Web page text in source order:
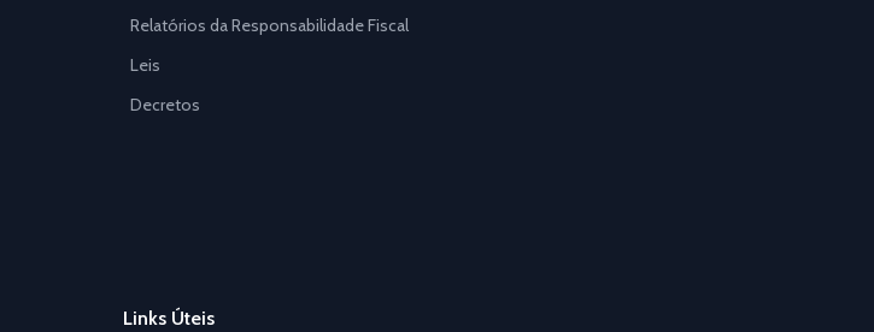
Relatórios da Responsabilidade Fiscal
Leis
Decretos
Links Úteis